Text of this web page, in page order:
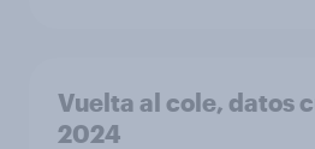
Vuelta al cole, datos
2024